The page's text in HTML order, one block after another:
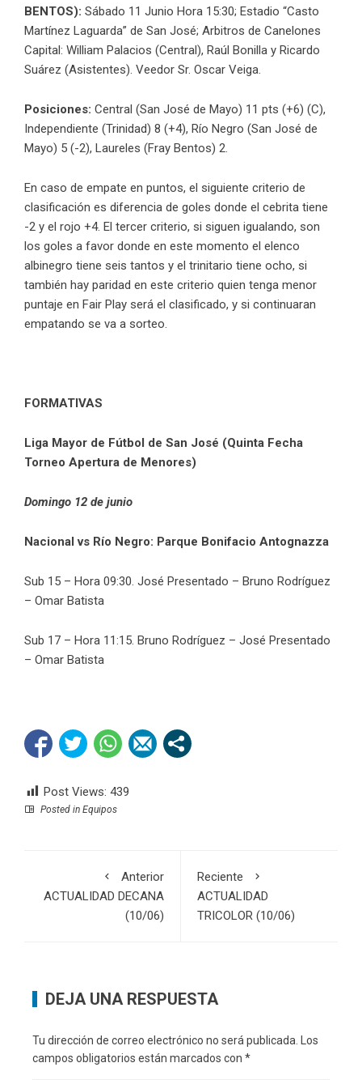
BENTOS): Sábado 11 Junio Hora 15:30; Estadio “Casto
Martínez Laguarda” de San José; Arbitros de Canelones
Capital: William Palacios (Central), Raúl Bonilla y Ricardo
Suárez (Asistentes). Veedor Sr. Oscar Veiga.
Posiciones: Central (San José de Mayo) 11 pts (+6) (C),
Independiente (Trinidad) 8 (+4), Río Negro (San José de
Mayo) 5 (-2), Laureles (Fray Bentos) 2.
En caso de empate en puntos, el siguiente criterio de
clasificación es diferencia de goles donde el cebrita tiene
-2 y el rojo +4. El tercer criterio, si siguen igualando, son
los goles a favor donde en este momento el elenco
albinegro tiene seis tantos y el trinitario tiene ocho, si
también hay paridad en este criterio quien tenga menor
puntaje en Fair Play será el clasificado, y si continuaran
empatando se va a sorteo.
FORMATIVAS
Liga Mayor de Fútbol de San José (Quinta Fecha
Torneo Apertura de Menores)
Domingo 12 de junio
Nacional vs Río Negro: Parque Bonifacio Antognazza
Sub 15 – Hora 09:30. José Presentado – Bruno Rodríguez
– Omar Batista
Sub 17 – Hora 11:15. Bruno Rodríguez – José Presentado
– Omar Batista
Post Views: 439
Posted in Equipos
Anterior
ACTUALIDAD DECANA
(10/06)
Reciente
ACTUALIDAD
TRICOLOR (10/06)
DEJA UNA RESPUESTA
Tu dirección de correo electrónico no será publicada.
Los
campos obligatorios están marcados con *